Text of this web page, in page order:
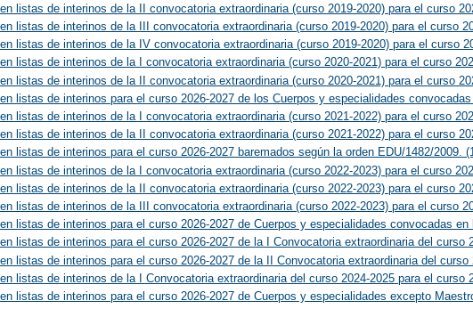
listas de interinos de la II convocatoria extraordinaria (curso 2019-2020) para el curso
listas de interinos de la III convocatoria extraordinaria (curso 2019-2020) para el curso
listas de interinos de la IV convocatoria extraordinaria (curso 2019-2020) para el curso
listas de interinos de la I convocatoria extraordinaria (curso 2020-2021) para el curso
listas de interinos de la II convocatoria extraordinaria (curso 2020-2021) para el curso
listas de interinos para el curso 2026-2027 de los Cuerpos y especialidades
listas de interinos de la I convocatoria extraordinaria (curso 2021-2022) para el curso
listas de interinos de la II convocatoria extraordinaria (curso 2021-2022) para el curso
listas de interinos para el curso 2026-2027 baremados según la orden EDU/1482/2009.
listas de interinos de la I convocatoria extraordinaria (curso 2022-2023) para el curso
listas de interinos de la II convocatoria extraordinaria (curso 2022-2023) para el curso
listas de interinos de la III convocatoria extraordinaria (curso 2022-2023) para el curso
listas de interinos para el curso 2026-2027 de Cuerpos y especialidades convocadas
listas de interinos para el curso 2026-2027 de la I Convocatoria extraordinaria del curso
listas de interinos para el curso 2026-2027 de la II Convocatoria extraordinaria del curso
listas de interinos de la I Convocatoria extraordinaria del curso 2024-2025 para el curso
listas de interinos para el curso 2026-2027 de Cuerpos y especialidades excepto